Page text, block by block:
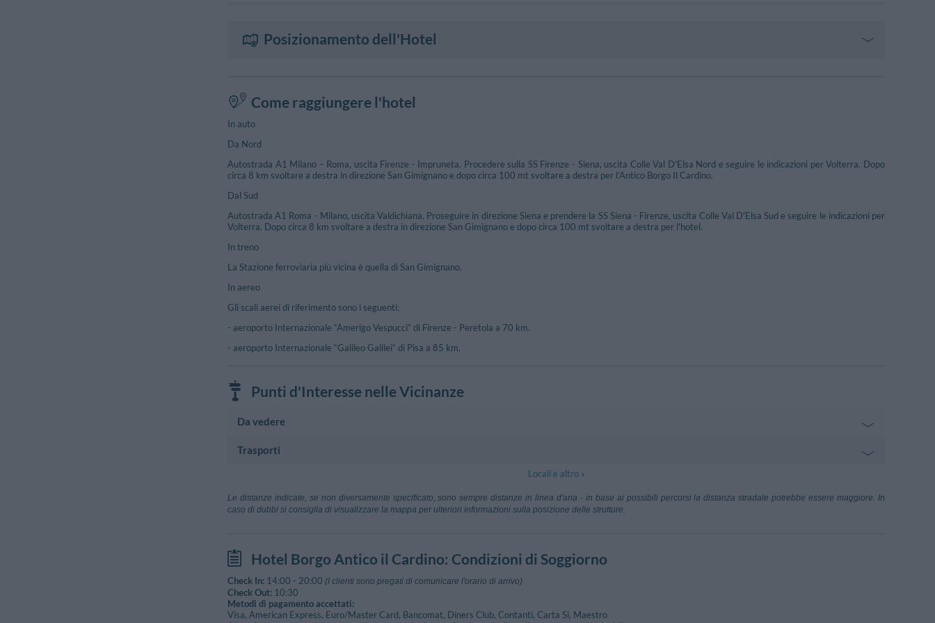
Posizionamento dell'Hotel
Come raggiungere l'hotel
In auto
Da Nord
Autostrada A1 Milano – Roma, uscita Firenze - Impruneta. Procedere sulla SS Firenze - Siena, uscita Colle Val D'Elsa Nord e seguire le indicazioni per Volterra. Dopo
circa 8 km svoltare a destra in direzione San Gimignano e dopo circa 100 mt svoltare a destra per l'Antico Borgo Il Cardino.
Dal Sud
Autostrada A1 Roma - Milano, uscita Valdichiana. Proseguire in direzione Siena e prendere la SS Siena - Firenze, uscita Colle Val D'Elsa Sud e seguire le indicazioni per
Volterra. Dopo circa 8 km svoltare a destra in direzione San Gimignano e dopo circa 100 mt svoltare a destra per l'hotel.
In treno
La Stazione ferroviaria più vicina è quella di San Gimignano.
In aereo
Gli scali aerei di riferimento sono i seguenti:
- aeroporto Internazionale “Amerigo Vespucci” di Firenze - Peretola a 70 km.
- aeroporto Internazionale “Galileo Galilei” di Pisa a 85 km.
Punti d'Interesse nelle Vicinanze
Da vedere
Monumento Storico
Trasporti
Aeroporto Di Siena 25.14 km
Sovicille (Siena)
Aeroporto Amerigo Vespucci 46.14 km
Firenze
Grosseto Campo Nell'elba (Livorno)
Locali e altro »
Le distanze indicate, se non diversamente specificato, sono sempre distanze in linea d'aria - in base ai possibili percorsi la distanza stradale potrebbe essere maggiore. In
caso di dubbi si consiglia di visualizzare la mappa per ulteriori informazioni sulla posizione delle strutture.
Hotel Borgo Antico il Cardino: Condizioni di Soggiorno
Check In: 14:00 - 20:00 (I clienti sono pregati di comunicare l'orario di arrivo)
Check Out: 10:30
Metodi di pagamento accettati:
Visa, American Express, Euro/Master Card, Bancomat, Diners Club, Contanti, Carta Si, Maestro